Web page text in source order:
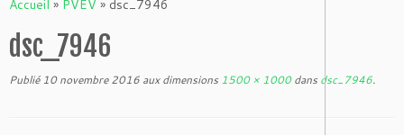
Accueil » PVEV » dsc_7946
dsc_7946
Publié 10 novembre 2016 aux dimensions 1500 × 1000dans dsc_7946.